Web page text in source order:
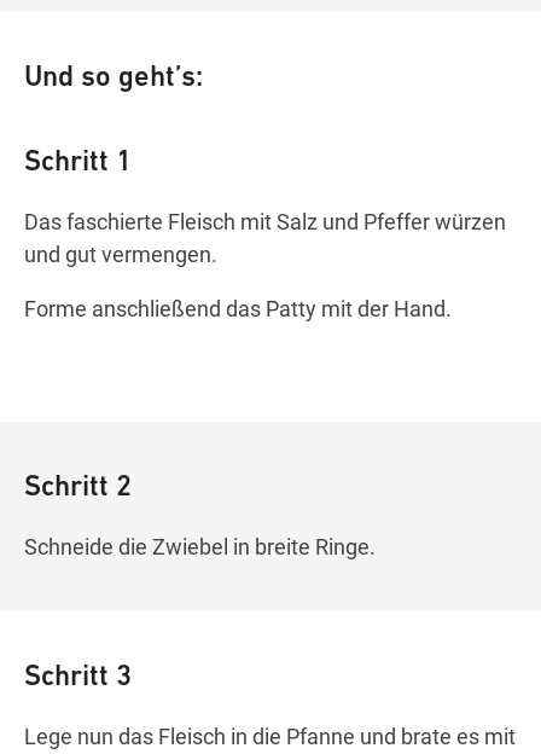
Und so geht’s:
Schritt 1
Das faschierte Fleisch mit Salz und Pfeffer würzen
und gut vermengen.
Forme anschließend das Patty mit der Hand.
Schritt 2
Schneide die Zwiebel in breite Ringe.
Schritt 3
Lege nun das Fleisch in die Pfanne und brate es mit